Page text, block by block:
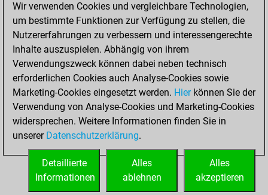
Matt auf vollem Brett
0
Bauer setzt Matt
0
Erstickte Matts
Unterverwandlungen
Türme auf der siebten
0
STARTSEITE
Wir verwenden Cookies und vergleichbare Technologien,
um bestimmte Funktionen zur Verfügung zu stellen, die
Nutzererfahrungen zu verbessern und interessengerechte
Inhalte auszuspielen. Abhängig von ihrem
Verwendungszweck können dabei neben technisch
erforderlichen Cookies auch Analyse-Cookies sowie
Marketing-Cookies eingesetzt werden. Hierkönnen Sie der
Verwendung von Analyse-Cookies und Marketing-Cookies
widersprechen. Weitere Informationen finden Sie in
unserer Datenschutzerklärung.
Alles
akzeptieren
Alles
ablehnen
Detaillierte
Informationen